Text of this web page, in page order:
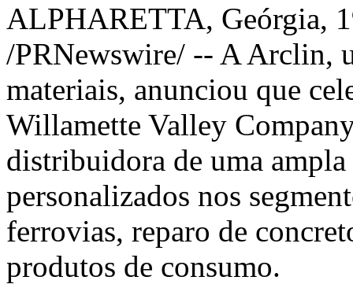
ALPHARETTA, Geórgia,
/PRNewswire/ -- A Arclin,
materiais, anunciou que
Willamette Valley
distribuidora de uma
personalizados nos
ferrovias, reparo de
produtos de consumo.